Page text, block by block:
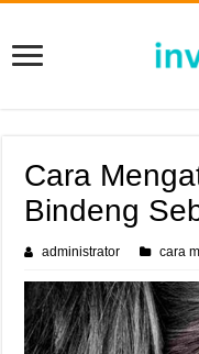
Cara
Bindeng
administrator cara